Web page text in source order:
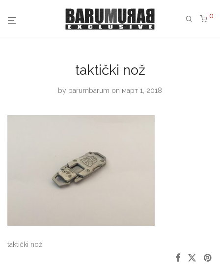
0
taktički nož
by barumbarum on март 1, 2018
taktički nož